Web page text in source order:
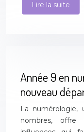
Lire la suite
Année 9 en
nouveau
La numérologie,
nombres,